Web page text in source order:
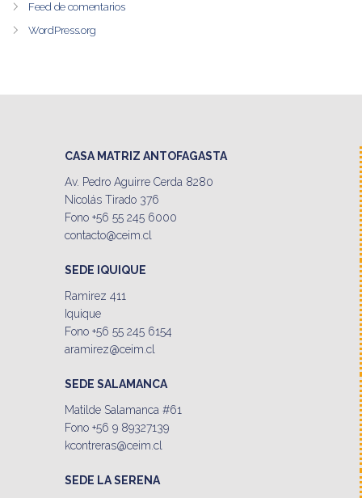
Feed de comentarios
WordPress.org
CASA MATRIZ ANTOFAGASTA
Av. Pedro Aguirre Cerda 8280
Nicolás Tirado 376
Fono +56 55 245 6000
contacto@ceim.cl
SEDE IQUIQUE
Ramirez 411
Iquique
Fono +56 55 245 6154
aramirez@ceim.cl
SEDE SALAMANCA
Matilde Salamanca #61
Fono +56 9 89327139
kcontreras@ceim.cl
SEDE LA SERENA